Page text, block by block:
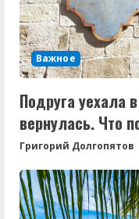
Важное
Подруга уехала
вернулась. Что
Григорий Долгопятов